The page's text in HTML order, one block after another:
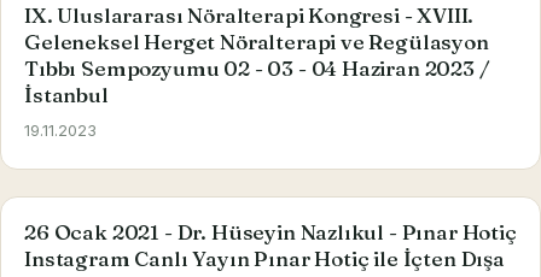
IX. Uluslararası Nöralterapi Kongresi - XVIII.
Geleneksel Herget Nöralterapi ve Regülasyon
Tıbbı Sempozyumu 02 - 03 - 04 Haziran 2023 /
İstanbul
19.11.2023
26 Ocak 2021 - Dr. Hüseyin Nazlıkul - Pınar Hotiç
Instagram Canlı Yayın Pınar Hotiç ile İçten Dışa